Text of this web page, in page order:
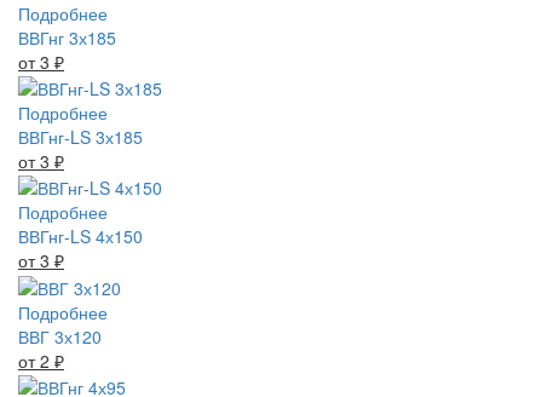
Подробнее
ВВГнг 3х185
от 3 ₽
Подробнее
ВВГнг-LS 3х185
от 3 ₽
Подробнее
ВВГнг-LS 4х150
от 3 ₽
Подробнее
ВВГ 3х120
от 2 ₽